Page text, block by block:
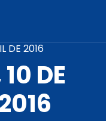
DE 2016
DE